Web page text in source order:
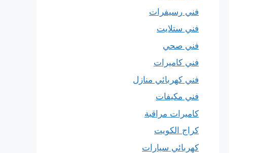
فني رسيفرات
فني ستلايت
فني صحي
فني كاميرات
فني كهربائي منازل
فني مكيفات
كاميرات مراقبة
كراج الكويت
كهربائي سيارات